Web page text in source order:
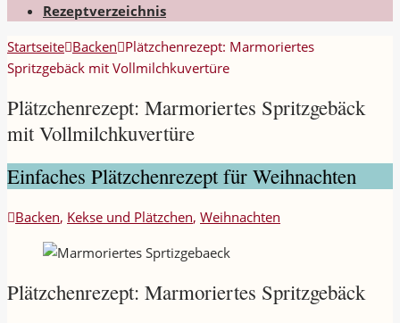
Rezeptverzeichnis
Startseite Backen Plätzchenrezept: Marmoriertes
Spritzgebäck mit Vollmilchkuvertüre
Plätzchenrezept: Marmoriertes Spritzgebäck
mit Vollmilchkuvertüre
Einfaches Plätzchenrezept für Weihnachten
Backen, Kekse und Plätzchen, Weihnachten
Plätzchenrezept: Marmoriertes Spritzgebäck